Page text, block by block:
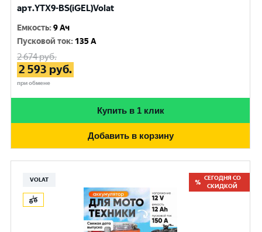
арт.YTX9-BS(iGEL)Volat
Емкость:9 Ач
Пусковой ток: 135 A
2 674руб.
2 593 руб.
при обмене
Купить в 1 клик
Добавить в корзину
VOLAT
СЕГОДНЯ СО
СКИДКОЙ